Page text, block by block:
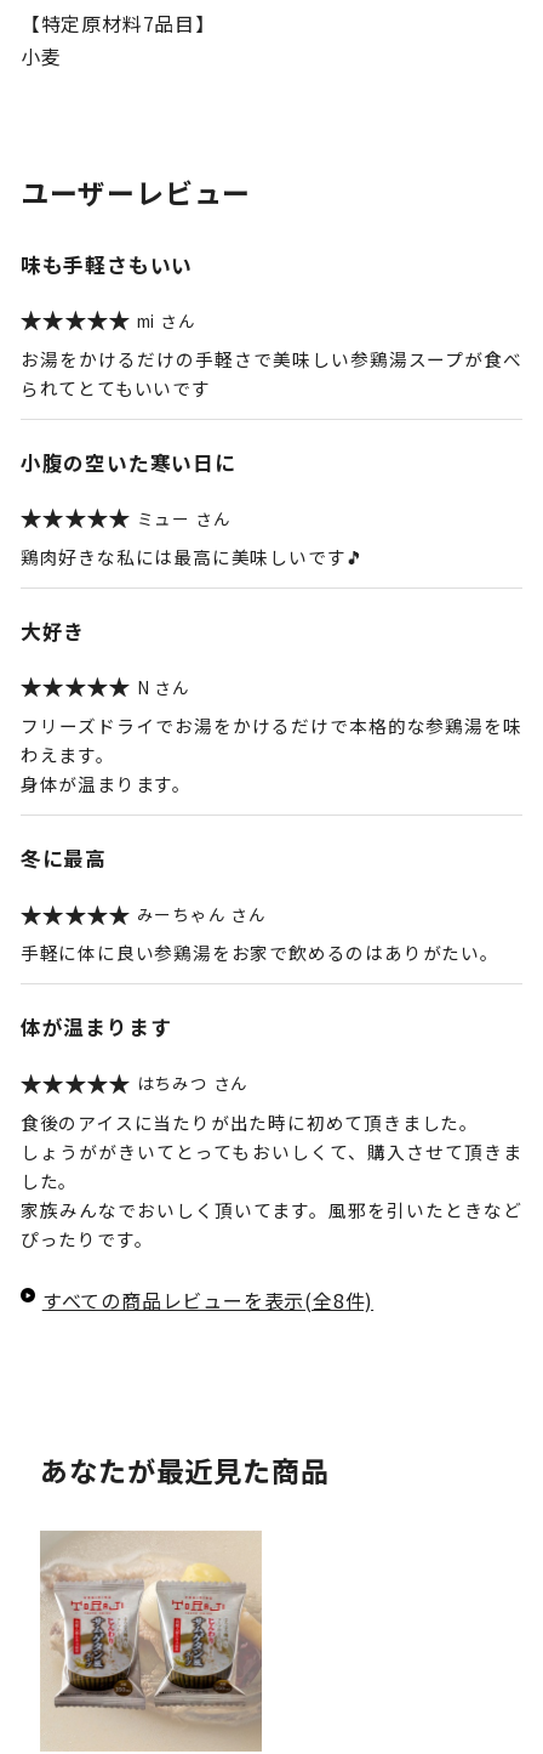
【特定原材料7品目】
小麦
ユーザーレビュー
味も手軽さもいい
mi
お湯をかけるだけの手軽さで美味しい参鶏湯スープが食べ
られてとてもいいです
小腹の空いた寒い日に
ミュー
鶏肉好きな私には最高に美味しいです🎵
大好き
N
フリーズドライでお湯をかけるだけで本格的な参鶏湯を味
わえます。
身体が温まります。
冬に最高
みーちゃん
手軽に体に良い参鶏湯をお家で飲めるのはありがたい。
体が温まります
はちみつ
食後のアイスに当たりが出た時に初めて頂きました。
しょうががきいてとってもおいしくて、購入させて頂きま
した。
家族みんなでおいしく頂いてます。風邪を引いたときなど
ぴったりです。
すべての商品レビューを表示(全8件)
あなたが最近見た商品